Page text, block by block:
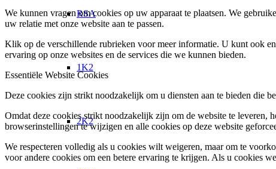
RSA
1K2
2K2
We kunnen vragen om cookies op uw apparaat te plaatsen. We
uw relatie met onze website aan te passen.
Klik op de verschillende rubrieken voor meer informatie. U kunt ook
ervaring op onze websites en de services die we kunnen bieden.
Essentiële Website Cookies
Deze cookies zijn strikt noodzakelijk om u diensten aan te bieden die
Omdat deze cookies strikt noodzakelijk zijn om de website te
browserinstellingen te wijzigen en alle cookies op deze website
We respecteren volledig als u cookies wilt weigeren, maar om te
voor andere cookies om een betere ervaring te krijgen. Als u cookies